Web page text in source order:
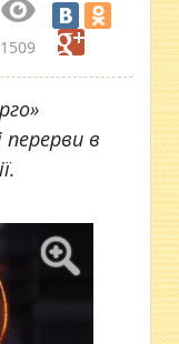
1509
в